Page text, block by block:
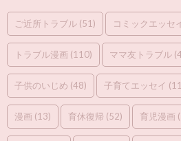
ご近所トラブル (51) コミックエッセ
トラブル漫画 (110) ママ友トラブル
子供のいじめ (48) 子育てエッセイ
漫画 (13) 育休復帰 (52) 育児漫画